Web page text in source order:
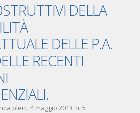
DELLA
DELLE P.A.
RECENTI
plen., 4 maggio 2018, n. 5